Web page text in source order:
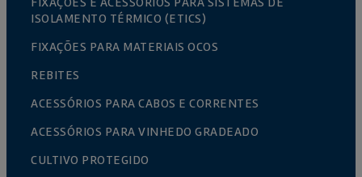
ISOLAMENTO TÉRMICO (ETICS)
FIXAÇÕES PARA MATERIAIS OCOS
REBITES
ACESSÓRIOS PARA CABOS E CORRENTES
ACESSÓRIOS PARA VINHEDO GRADEADO
CULTIVO PROTEGIDO